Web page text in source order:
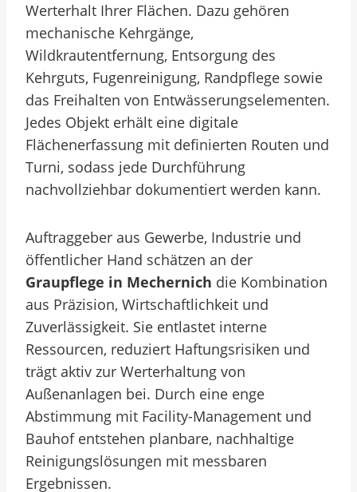
Werterhalt Ihrer Flächen. Dazu gehören
mechanische Kehrgänge,
Wildkrautentfernung, Entsorgung des
Kehrguts, Fugenreinigung, Randpflege sowie
das Freihalten von Entwässerungselementen.
Jedes Objekt erhält eine digitale
Flächenerfassung mit definierten Routen und
Turni, sodass jede Durchführung
nachvollziehbar dokumentiert werden kann.
Auftraggeber aus Gewerbe, Industrie und
öffentlicher Hand schätzen an der
Graupflege in Mechernich die Kombination
aus Präzision, Wirtschaftlichkeit und
Zuverlässigkeit. Sie entlastet interne
Ressourcen, reduziert Haftungsrisiken und
trägt aktiv zur Werterhaltung von
Außenanlagen bei. Durch eine enge
Abstimmung mit Facility-Management und
Bauhof entstehen planbare, nachhaltige
Reinigungslösungen mit messbaren
Ergebnissen.